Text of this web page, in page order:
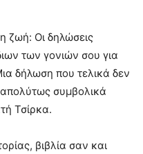
ζωή: Οι δηλώσεις
των γονιών σου για
δήλωση που τελικά δεν
συμβολικά
Τσίρκα.
βιβλία σαν και